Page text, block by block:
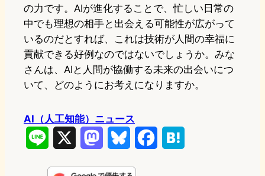
の力です。AIが進化することで、忙しい日常の
中でも理想の相手と出会える可能性が広がって
いるのだとすれば、これは技術が人間の幸福に
貢献できる好例なのではないでしょうか。みな
さんは、AIと人間が協働する未来の出会いにつ
いて、どのようにお考えになりますか。
AI（人工知能）ニュース